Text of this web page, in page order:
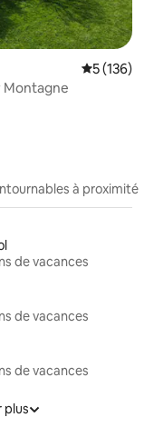
Évaluation
5 (136)
Montagne
à proximité
de vacances
de vacances
de vacances
plus